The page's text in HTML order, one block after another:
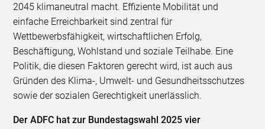
2045 klimaneutral macht. Effiziente Mobilität und
einfache Erreichbarkeit sind zentral für
Wettbewerbsfähigkeit, wirtschaftlichen Erfolg,
Beschäftigung, Wohlstand und soziale Teilhabe. Eine
Politik, die diesen Faktoren gerecht wird, ist auch aus
Gründen des Klima-, Umwelt- und Gesundheitsschutzes
sowie der sozialen Gerechtigkeit unerlässlich.
Der ADFC hat zur Bundestagswahl 2025 vier